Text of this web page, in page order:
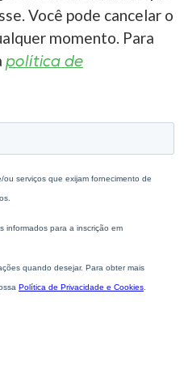
Você pode cancelar o
momento. Para
política de